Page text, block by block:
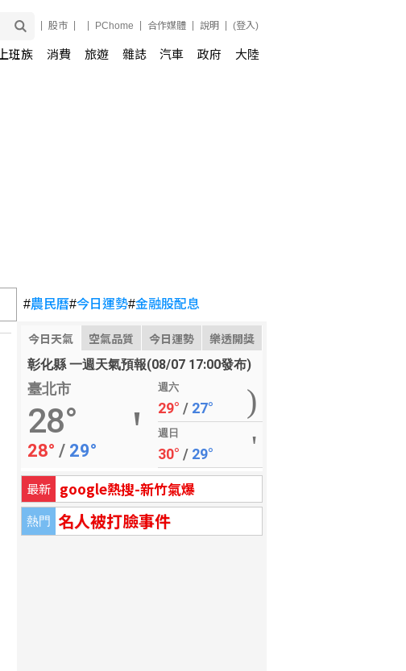
股市 PChome 合作媒體 說明 (登入)
上班族 消費 旅遊 雜誌 汽車 政府 大陸
#農民曆#今日運勢#金融股配息
今日天氣 空氣品質 今日運勢 樂透開獎
彰化縣 一週天氣預報(08/07 17:00發布)
臺北市
28°
28° / 29°
週六
29° / 27°
週日
30° / 29°
最新 google熱搜-新竹氣爆
熱門 名人被打臉事件